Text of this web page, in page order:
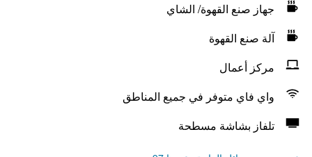
جهاز صنع القهوة/ الشاي
آلة صنع القهوة
مركز أعمال
واي فاي متوفر في جميع المناطق
تلفاز بشاشة مسطحة